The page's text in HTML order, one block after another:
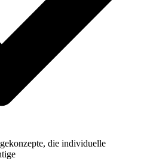
die individuelle